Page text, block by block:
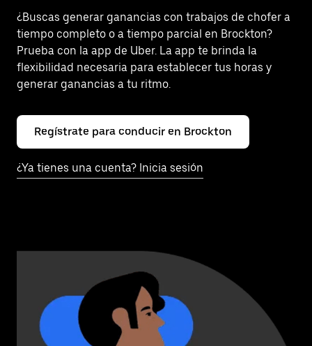
¿Buscas generar ganancias con trabajos de chofer a
tiempo completo o a tiempo parcial en Brockton?
Prueba con la app de Uber. La app te brinda la
flexibilidad necesaria para establecer tus horas y
generar ganancias a tu ritmo.
Regístrate para conducir en Brockton
¿Ya tienes una cuenta? Inicia sesión